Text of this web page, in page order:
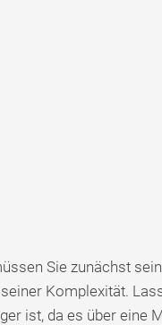
Sie zunächst
Komplexität.
ist, da es über eine